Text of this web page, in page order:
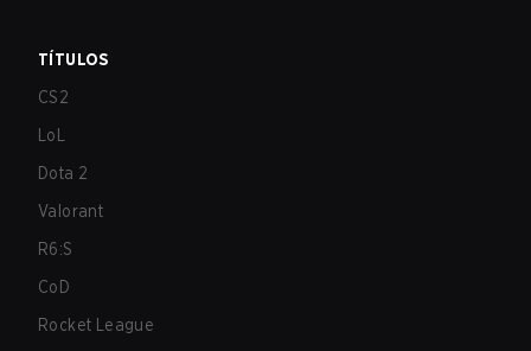
TÍTULOS
CS2
LoL
Dota 2
Valorant
R6:S
CoD
Rocket League